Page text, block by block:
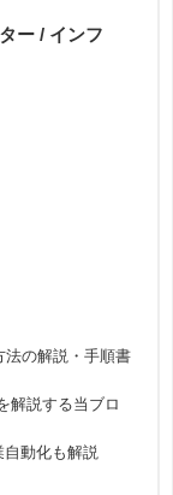
ー / インフ
法の解説・手順書
解説する当ブロ
動化も解説